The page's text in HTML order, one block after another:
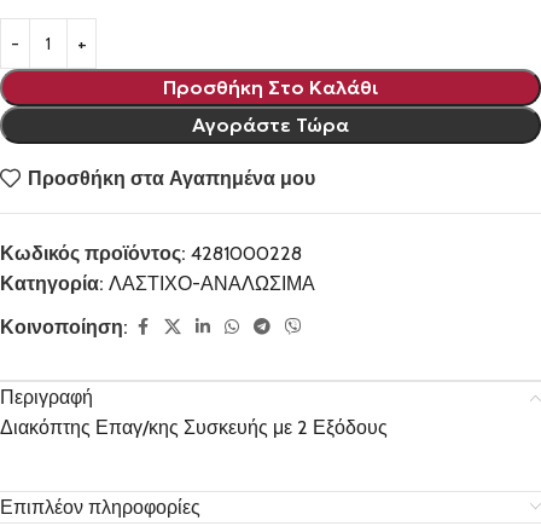
Προσθήκη Στο Καλάθι
Αγοράστε Τώρα
Προσθήκη στα Αγαπημένα μου
Κωδικός προϊόντος: 4281000228
Κατηγορία: ΛΑΣΤΙΧΟ-ΑΝΑΛΩΣΙΜΑ
Κοινοποίηση:
Περιγραφή
Διακόπτης Επαγ/κης Συσκευής με 2 Εξόδους
Επιπλέον πληροφορίες